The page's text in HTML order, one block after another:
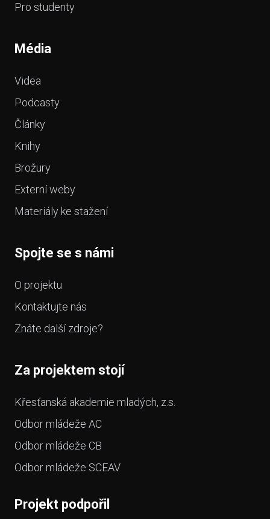
Pro studenty
Média
Videa
Podcasty
Články
Knihy
Brožury
Externí weby
Materiály ke stažení
Spojte se s námi
O projektu
Kontaktujte nás
Znáte další zdroje?
Za projektem stojí
Křesťanská akademie mladých, z.s.
Odbor mládeže AC
Odbor mládeže CB
Odbor mládeže SCEAV
Projekt podpořil